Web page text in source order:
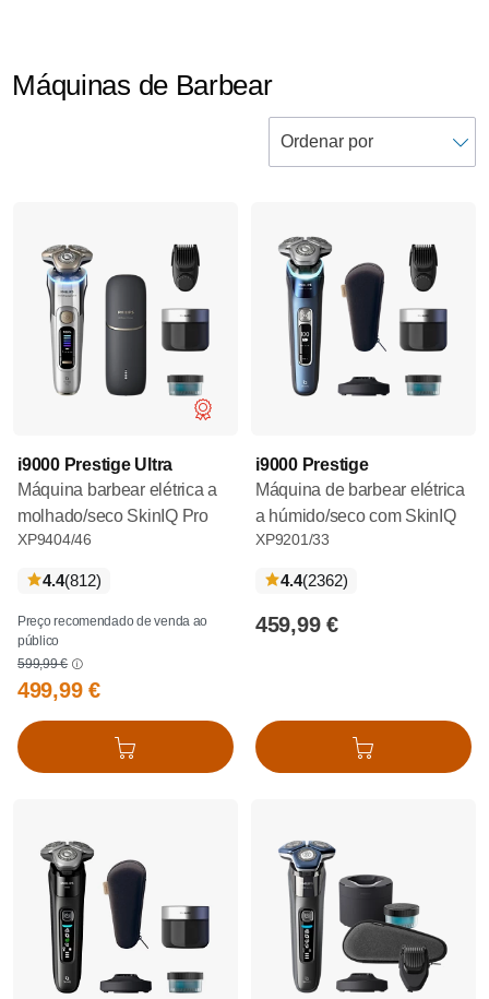
Máquinas de Barbear
i9000 Prestige Ultra
Máquina barbear elétrica a
molhado/seco SkinIQ Pro
XP9404/46
4.4(812críticas
)
Preço recomendado de venda ao
público
599,99 €
499,99 €
Adicionar ao cesto
i9000 Prestige
Máquina de barbear elétrica
a húmido/seco com SkinIQ
XP9201/33
4.4(2362críticas
)
459,99 €
Adicionar ao cesto